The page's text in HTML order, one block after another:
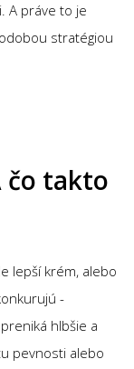
A práve to je
stratégiou
čo takto
lepší krém, alebo
-
hlbšie a
pevnosti alebo